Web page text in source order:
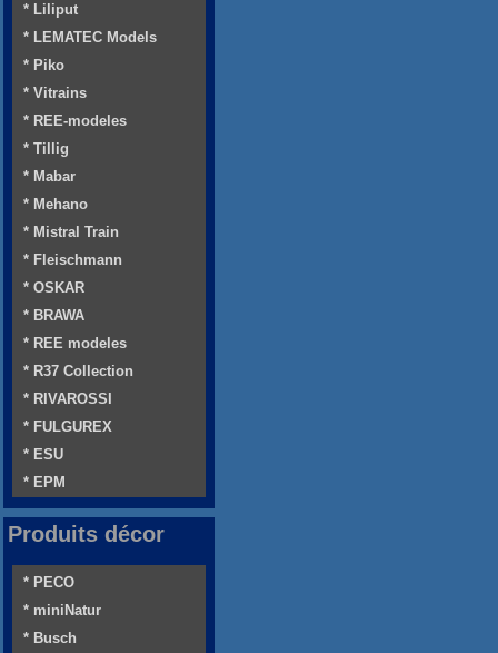
* Liliput
* LEMATEC Models
* Piko
* Vitrains
* REE-modeles
* Tillig
* Mabar
* Mehano
* Mistral Train
* Fleischmann
* OSKAR
* BRAWA
* REE modeles
* R37 Collection
* RIVAROSSI
* FULGUREX
* ESU
* EPM
Produits décor
* PECO
* miniNatur
* Busch